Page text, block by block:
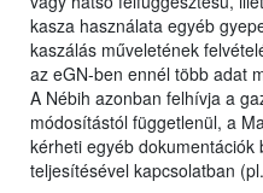
kasza használata egyéb
kaszálás műveletének
az eGN-ben ennél több adat
A Nébih azonban felhívja a
módosítástól függetlenül, a
kérheti egyéb dokumentációk
teljesítésével kapcsolatban